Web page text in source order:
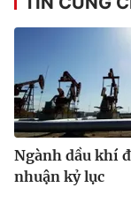
Ngành dầu khí
nhuận kỷ lục